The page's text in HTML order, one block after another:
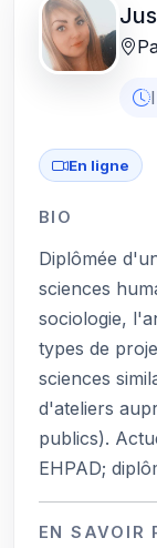
En ligne
BIO
Diplômée
sciences
sociologie,
types de
sciences
d'ateliers
publics).
EHPAD;
EN SAVOIR